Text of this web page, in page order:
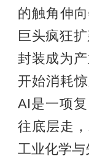
的触角伸
巨头疯狂
封装成为
开始消耗
AI是一项
往底层走
工业化学与